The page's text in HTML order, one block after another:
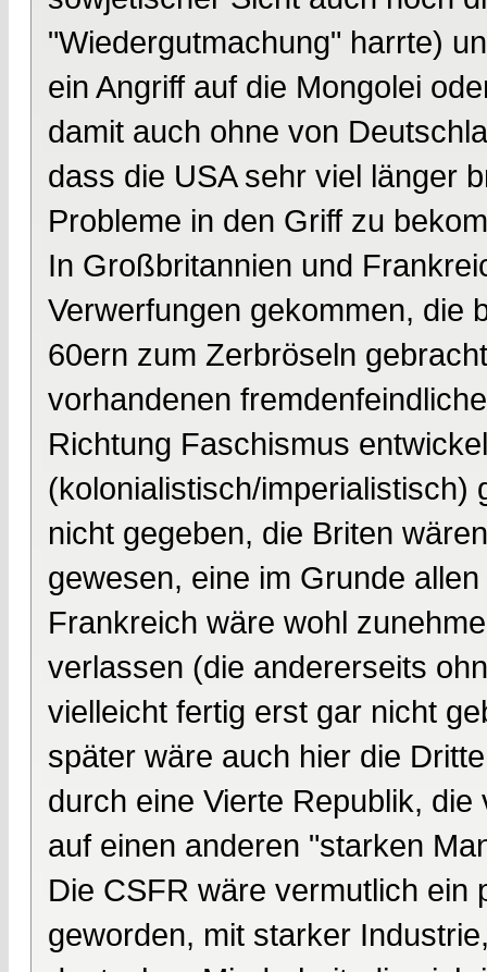
"Wiedergutmachung" harrte)
ein Angriff auf die Mongolei
damit auch ohne von
dass die USA sehr viel länger
Probleme in den Griff zu
In Großbritannien und
Verwerfungen gekommen, die
60ern zum Zerbröseln
vorhandenen
Richtung Faschismus
(kolonialistisch/imperialistisch)
nicht gegeben, die Briten
gewesen, eine im Grunde
Frankreich wäre wohl
verlassen (die andererseits
vielleicht fertig erst gar nicht
später wäre auch hier die
durch eine Vierte Republik,
auf einen anderen "starken
Die CSFR wäre vermutlich ein
geworden, mit starker